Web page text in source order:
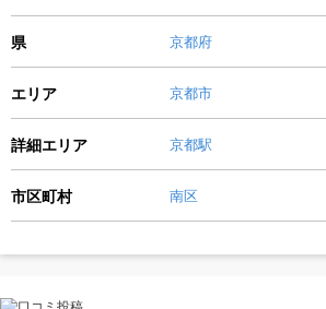
県 京都府
エリア 京都市
詳細エリア 京都駅
市区町村 南区